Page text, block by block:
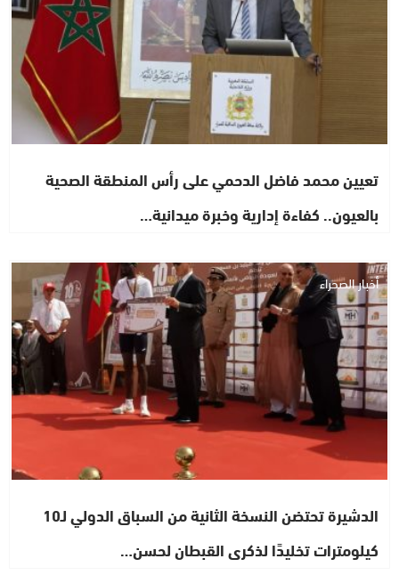
تعيين محمد فاضل الدحمي على رأس المنطقة الصحية
بالعيون.. كفاءة إدارية وخبرة ميدانية…
أخبار الصحراء
الدشيرة تحتضن النسخة الثانية من السباق الدولي لـ10
كيلومترات تخليدًا لذكرى القبطان لحسن…